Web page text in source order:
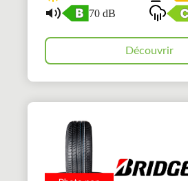
70 dB
Découvrir